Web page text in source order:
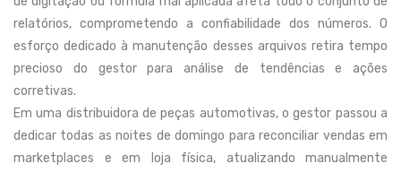
relatórios, comprometendo a confiabilidade dos números. O
esforço dedicado à manutenção desses arquivos retira tempo
precioso do gestor para análise de tendências e ações
corretivas.
Em uma distribuidora de peças automotivas, o gestor passou a
dedicar todas as noites de domingo para reconciliar vendas em
marketplaces e em loja física, atualizando manualmente